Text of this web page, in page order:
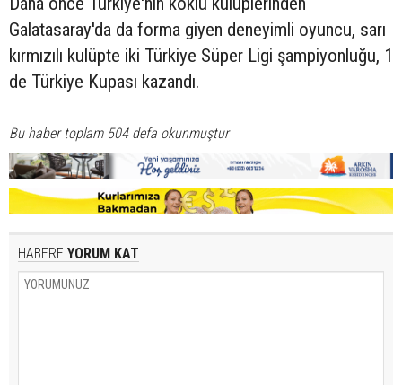
Galatasaray'da da forma giyen deneyimli oyuncu, sarı
kırmızılı kulüpte iki Türkiye Süper Ligi şampiyonluğu, 1
de Türkiye Kupası kazandı.
Bu haber toplam 504 defa okunmuştur
HABERE YORUM KAT